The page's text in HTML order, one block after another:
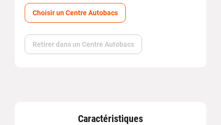
Choisir un Centre Autobacs
Retirer dans un Centre Autobacs
Caractéristiques